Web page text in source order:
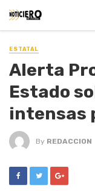
ESTATAL
Alerta
Estado
intensas
By REDACCION